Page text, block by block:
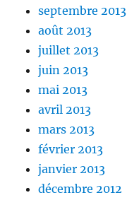
septembre 2013
août 2013
juillet 2013
juin 2013
mai 2013
avril 2013
mars 2013
février 2013
janvier 2013
décembre 2012